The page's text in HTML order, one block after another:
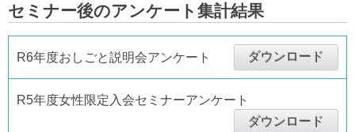
セミナー後のアンケート集計結果
R6年度おしごと説明会アンケート ダウンロード
R5年度女性限定入会セミナーアンケート
ダウンロード